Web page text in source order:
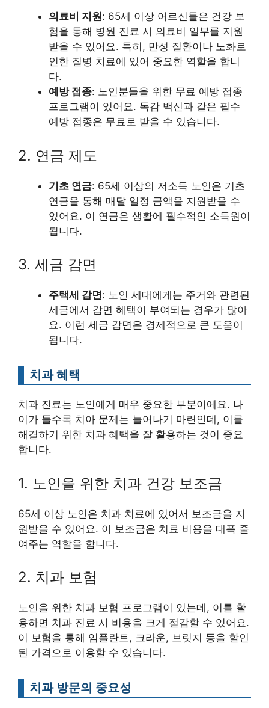
의료비 지원: 65세 이상 어르신들은 건강 보
험을 통해 병원 진료 시 의료비 일부를 지원
받을 수 있어요. 특히, 만성 질환이나 노화로
인한 질병 치료에 있어 중요한 역할을 합니
다.
예방 접종: 노인분들을 위한 무료 예방 접종
프로그램이 있어요. 독감 백신과 같은 필수
예방 접종은 무료로 받을 수 있습니다.
2. 연금 제도
기초 연금: 65세 이상의 저소득 노인은 기초
연금을 통해 매달 일정 금액을 지원받을 수
있어요. 이 연금은 생활에 필수적인 소득원이
됩니다.
3. 세금 감면
주택세 감면: 노인 세대에게는 주거와 관련된
세금에서 감면 혜택이 부여되는 경우가 많아
요. 이런 세금 감면은 경제적으로 큰 도움이
됩니다.
치과 혜택
치과 진료는 노인에게 매우 중요한 부분이에요. 나
이가 들수록 치아 문제는 늘어나기 마련인데, 이를
해결하기 위한 치과 혜택을 잘 활용하는 것이 중요
합니다.
1. 노인을 위한 치과 건강 보조금
65세 이상 노인은 치과 치료에 있어서 보조금을 지
원받을 수 있어요. 이 보조금은 치료 비용을 대폭 줄
여주는 역할을 합니다.
2. 치과 보험
노인을 위한 치과 보험 프로그램이 있는데, 이를 활
용하면 치과 진료 시 비용을 크게 절감할 수 있어요.
이 보험을 통해 임플란트, 크라운, 브릿지 등을 할인
된 가격으로 이용할 수 있습니다.
치과 방문의 중요성